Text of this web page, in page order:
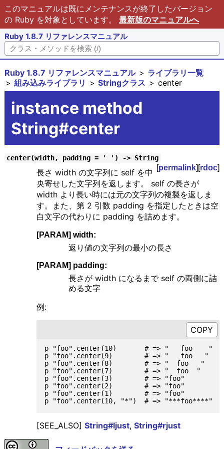
このマニュアルは既にメンテナンスが終了したバージョン
の Ruby を対象としています。 最新版のマニュアルへ
Ruby 1.8.7 リファレンスマニュアル
Ruby 1.8.7 リファレンスマニュアル
ライブラリ一覧
組み込みライブラリ
Stringクラス center
instance method
String#center
center(width, padding = ' ') -> String
[permalink][rdoc]
長さ width の文字列に self を中
央寄せした文字列を返します。 self の長さが
width より長い時には元の文字列の複製を返しま
す。また、第 2 引数 padding を指定したときは空
白文字の代わりに padding を詰めます。
[PARAM] width:
返り値の文字列の最小の長さ
[PARAM] padding:
長さが width になるまで self の両側に詰
める文字
例:
p "foo".center(10)       # => "   foo    "
p "foo".center(9)        # => "   foo   "
p "foo".center(8)        # => "  foo   "
p "foo".center(7)        # => "  foo  "
p "foo".center(3)        # => "foo"
p "foo".center(2)        # => "foo"
p "foo".center(1)        # => "foo"
[SEE_ALSO] String#ljust, String#rjust